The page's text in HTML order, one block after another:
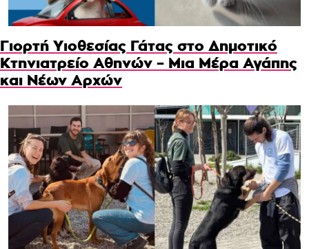
Γιορτή Υιοθεσίας Γάτας στο Δημοτικό
Κτηνιατρείο Αθηνών – Μια Μέρα Αγάπης
και Νέων Αρχών